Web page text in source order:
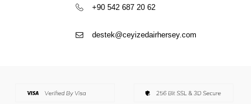
+90 542 687 20 62
destek@ceyizedairhersey.com